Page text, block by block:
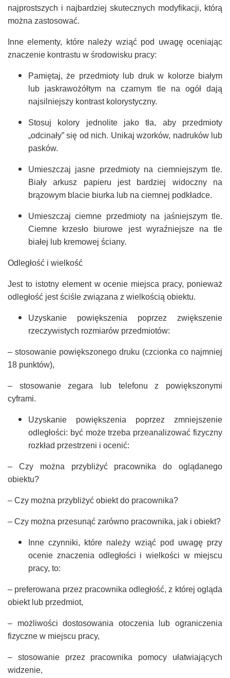
najprostszych i najbardziej skutecznych modyfikacji, którą
można zastosować.
Inne elementy, które należy wziąć pod uwagę oceniając
znaczenie kontrastu w środowisku pracy:
Pamiętaj, że przedmioty lub druk w kolorze białym
lub jaskrawożółtym na czarnym tle na ogół dają
najsilniejszy kontrast kolorystyczny.
Stosuj kolory jednolite jako tła, aby przedmioty
„odcinały” się od nich. Unikaj wzorków, nadruków lub
pasków.
Umieszczaj jasne przedmioty na ciemniejszym tle.
Biały arkusz papieru jest bardziej widoczny na
brązowym blacie biurka lub na ciemnej podkładce.
Umieszczaj ciemne przedmioty na jaśniejszym tle.
Ciemne krzesło biurowe jest wyraźniejsze na tle
białej lub kremowej ściany.
Odległość i wielkość
Jest to istotny element w ocenie miejsca pracy, ponieważ
odległość jest ściśle związana z wielkością obiektu.
Uzyskanie powiększenia poprzez zwiększenie
rzeczywistych rozmiarów przedmiotów:
– stosowanie powiększonego druku (czcionka co najmniej
18 punktów),
– stosowanie zegara lub telefonu z powiększonymi
cyframi.
Uzyskanie powiększenia poprzez zmniejszenie
odległości: być może trzeba przeanalizować fizyczny
rozkład przestrzeni i ocenić:
– Czy można przybliżyć pracownika do oglądanego
obiektu?
– Czy można przybliżyć obiekt do pracownika?
– Czy można przesunąć zarówno pracownika, jak i obiekt?
Inne czynniki, które należy wziąć pod uwagę przy
ocenie znaczenia odległości i wielkości w miejscu
pracy, to:
– preferowana przez pracownika odległość, z której ogląda
obiekt lub przedmiot,
– możliwości dostosowania otoczenia lub ograniczenia
fizyczne w miejscu pracy,
– stosowanie przez pracownika pomocy ułatwiających
widzenie,